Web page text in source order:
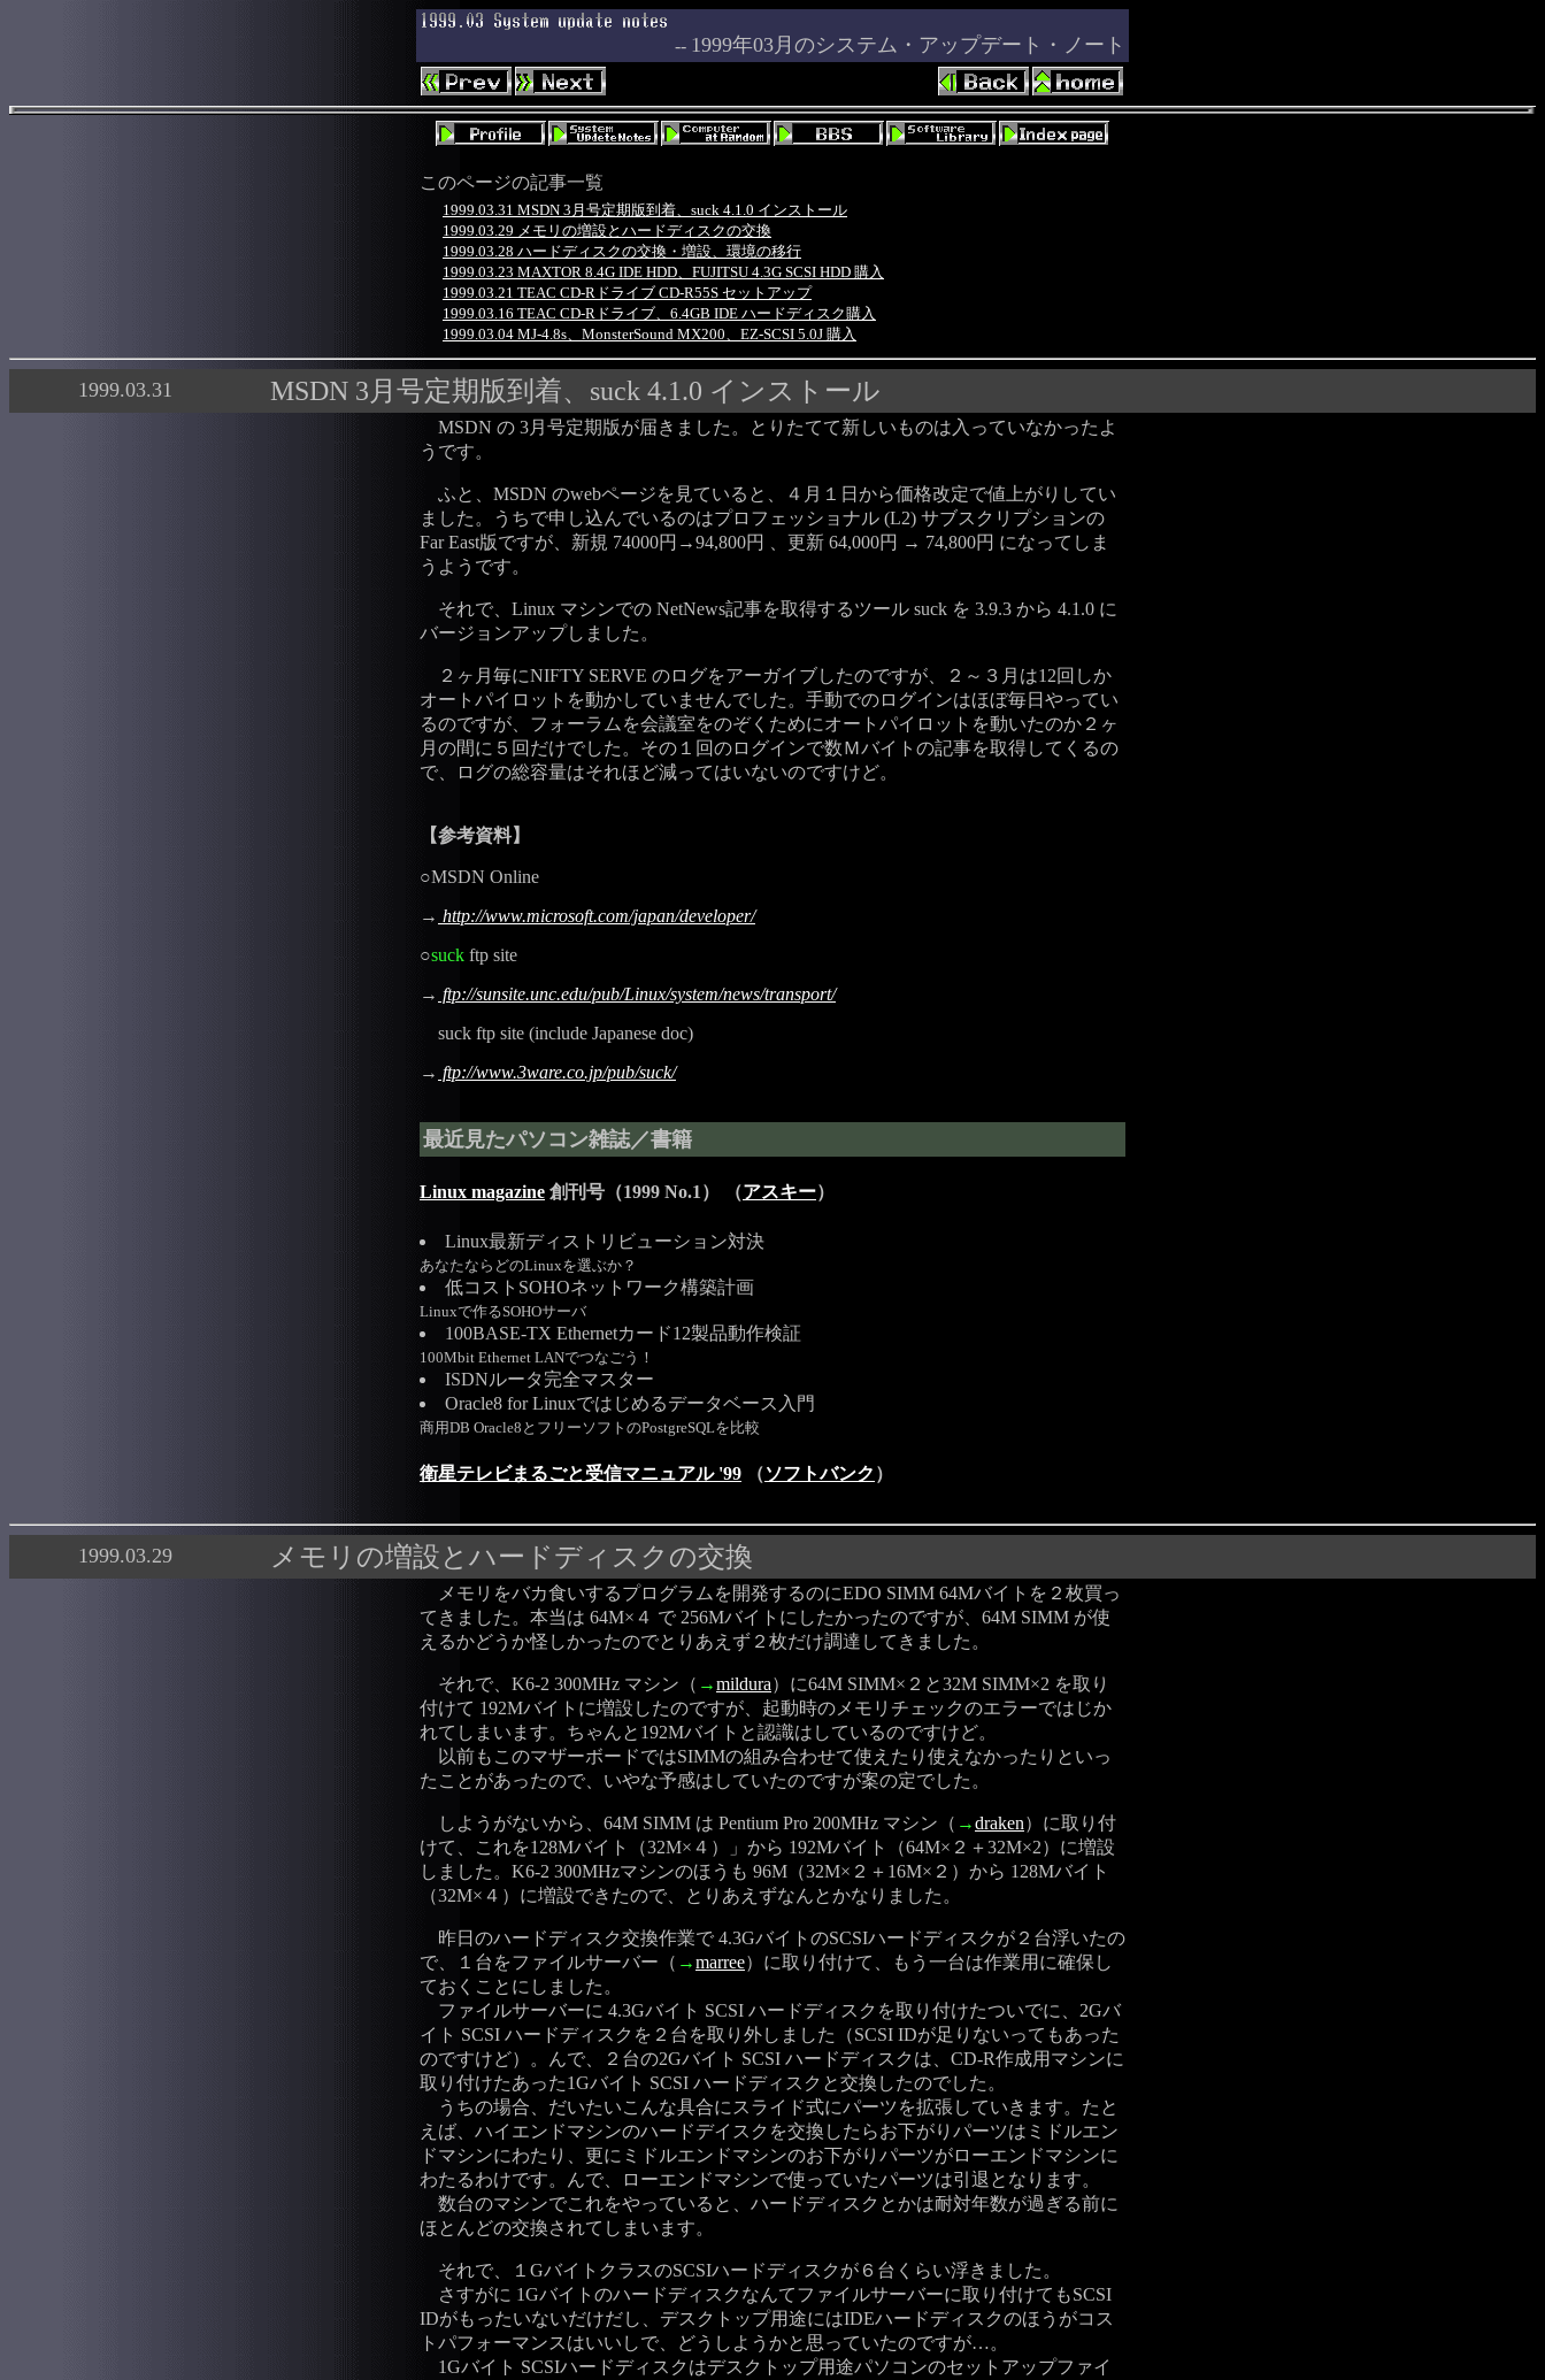
-- 1999年03月のシステム・アップデート・ノート
このページの記事一覧
1999.03.31 MSDN 3月号定期版到着、suck 4.1.0 インストール
1999.03.29 メモリの増設とハードディスクの交換
1999.03.28 ハードディスクの交換・増設、環境の移行
1999.03.23 MAXTOR 8.4G IDE HDD、FUJITSU 4.3G SCSI HDD 購入
1999.03.21 TEAC CD-Rドライブ CD-R55S セットアップ
1999.03.16 TEAC CD-Rドライブ、6.4GB IDE ハードディスク購入
1999.03.04 MJ-4.8s、MonsterSound MX200、EZ-SCSI 5.0J 購入
1999.03.31 MSDN 3月号定期版到着、suck 4.1.0 インストール
MSDN の 3月号定期版が届きました。とりたてて新しいものは入っていなかったよ
うです。
ふと、MSDN のwebページを見ていると、４月１日から価格改定で値上がりしてい
ました。うちで申し込んでいるのはプロフェッショナル (L2) サブスクリプションの
Far East版ですが、新規 74000円→94,800円 、更新 64,000円 → 74,800円 になってしま
うようです。
それで、Linux マシンでの NetNews記事を取得するツール suck を 3.9.3 から 4.1.0 に
バージョンアップしました。
２ヶ月毎にNIFTY SERVE のログをアーガイブしたのですが、２～３月は12回しか
オートパイロットを動かしていませんでした。手動でのログインはほぼ毎日やってい
るのですが、フォーラムを会議室をのぞくためにオートパイロットを動いたのか２ヶ
月の間に５回だけでした。その１回のログインで数Ｍバイトの記事を取得してくるの
で、ログの総容量はそれほど減ってはいないのですけど。
【参考資料】
○MSDN Online
→ http://www.microsoft.com/japan/developer/
○suck ftp site
→ ftp://sunsite.unc.edu/pub/Linux/system/news/transport/
suck ftp site (include Japanese doc)
→ ftp://www.3ware.co.jp/pub/suck/
最近見たパソコン雑誌／書籍
Linux magazine 創刊号（1999 No.1） （アスキー）
Linux最新ディストリビューション対決
あなたならどのLinuxを選ぶか？
低コストSOHOネットワーク構築計画
Linuxで作るSOHOサーバ
100BASE-TX Ethernetカード12製品動作検証
100Mbit Ethernet LANでつなごう！
ISDNルータ完全マスター
Oracle8 for Linuxではじめるデータベース入門
商用DB Oracle8とフリーソフトのPostgreSQLを比較
衛星テレビまるごと受信マニュアル '99 （ソフトバンク ）
1999.03.29 メモリの増設とハードディスクの交換
メモリをバカ食いするプログラムを開発するのにEDO SIMM 64Mバイトを２枚買っ
てきました。本当は 64M×４ で 256Mバイトにしたかったのですが、64M SIMM が使
えるかどうか怪しかったのでとりあえず２枚だけ調達してきました。
それで、K6-2 300MHz マシン（ →mildura）に64M SIMM×２と32M SIMM×2 を取り
付けて 192Mバイトに増設したのですが、起動時のメモリチェックのエラーではじか
れてしまいます。ちゃんと192Mバイトと認識はしているのですけど。
以前もこのマザーボードではSIMMの組み合わせて使えたり使えなかったりといっ
たことがあったので、いやな予感はしていたのですが案の定でした。
しようがないから、64M SIMM は Pentium Pro 200MHz マシン（ →draken）に取り付
けて、これを128Mバイト（32M×４）」から 192Mバイト（64M×２＋32M×2）に増設
しました。K6-2 300MHzマシンのほうも 96M（32M×２＋16M×２）から 128Mバイト
（32M×４）に増設できたので、とりあえずなんとかなりました。
昨日のハードディスク交換作業で 4.3GバイトのSCSIハードディスクが２台浮いたの
で、１台をファイルサーバー（ →marree）に取り付けて、もう一台は作業用に確保し
ておくことにしました。
ファイルサーバーに 4.3Gバイト SCSI ハードディスクを取り付けたついでに、2Gバ
イト SCSI ハードディスクを２台を取り外しました（SCSI IDが足りないってもあった
のですけど）。んで、２台の2Gバイト SCSI ハードディスクは、CD-R作成用マシンに
取り付けたあった1Gバイト SCSI ハードディスクと交換したのでした。
うちの場合、だいたいこんな具合にスライド式にパーツを拡張していきます。たと
えば、ハイエンドマシンのハードデイスクを交換したらお下がりパーツはミドルエン
ドマシンにわたり、更にミドルエンドマシンのお下がりパーツがローエンドマシンに
わたるわけです。んで、ローエンドマシンで使っていたパーツは引退となります。
数台のマシンでこれをやっていると、ハードディスクとかは耐対年数が過ぎる前に
ほとんどの交換されてしまいます。
それで、１GバイトクラスのSCSIハードディスクが６台くらい浮きました。
さすがに 1Gバイトのハードディスクなんてファイルサーバーに取り付けてもSCSI
IDがもったいないだけだし、デスクトップ用途にはIDEハードディスクのほうがコス
トパフォーマンスはいいしで、どうしようかと思っていたのですが…。
1Gバイト SCSIハードディスクはデスクトップ用途パソコンのセットアップファイ